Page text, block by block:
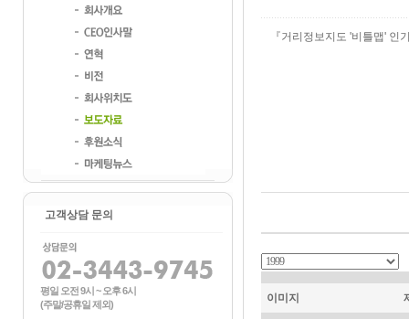
회사개요
CEO인사말
회사위치도
보도자료
후원소식
마케팅뉴스
고객상담 문의
평일 오전 9시 ~ 오후 6시
(주말/공휴일 제외)
『거리정보지도 '비틀맵'
이미지